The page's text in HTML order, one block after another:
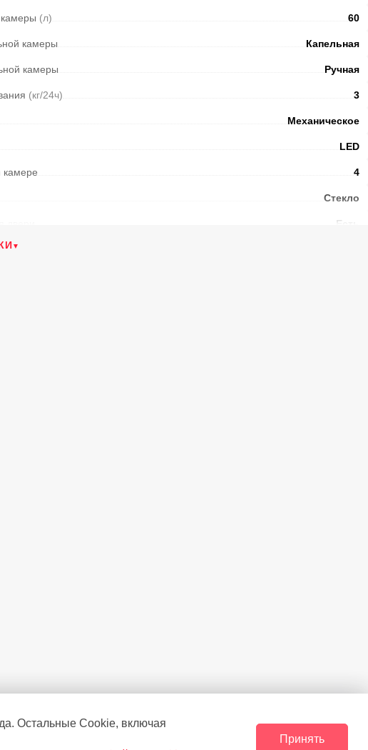
(л) 60
камеры Капельная
камеры Ручная
(кг/24ч) 3
Механическое
LED
камере 4
Стекло
Есть
Остальные Сookie, включая
Принять